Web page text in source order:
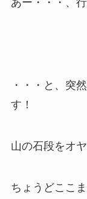
あー・・・、
・・・と、突
す！
山の石段をオ
ちょうどここ